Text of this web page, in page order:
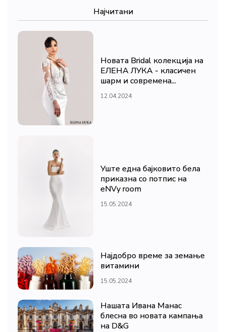
Најчитани
Новата Bridal колекција на
ЕЛЕНА ЛУКА - класичен
шарм и современа...
12.04.2024
Уште една бајковито бела
приказна со потпис на
eNVy room
15.05.2024
Најдобро време за земање
витамини
15.05.2024
Нашата Ивана Манас
блесна во новата кампања
на D&G